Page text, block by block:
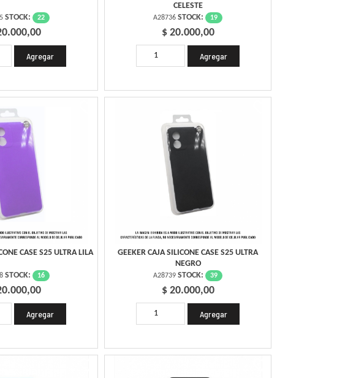
STOCK: 22
CELESTE
A28736STOCK: 19
$ 20.000,00
CASE S25 ULTRA LILA
STOCK: 16
GEEKER CAJA SILICONE CASE S25 ULTRA
NEGRO
A28739STOCK: 39
$ 20.000,00